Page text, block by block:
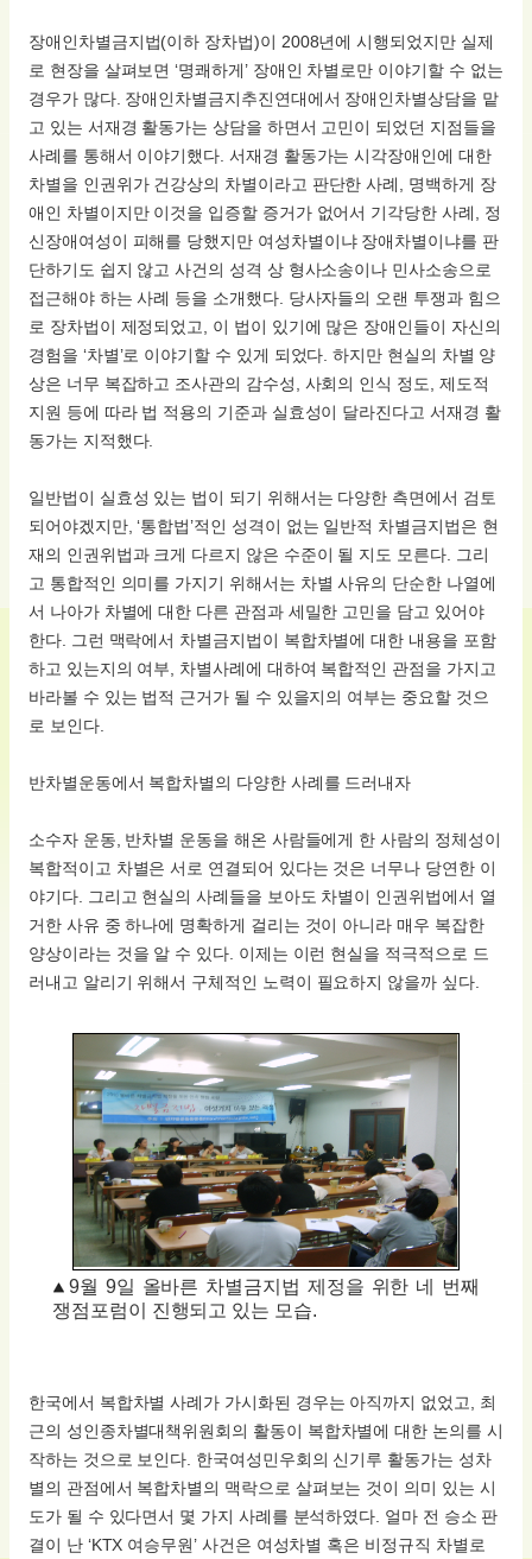
장애인차별금지법(이하 장차법)이 2008년에 시행되었지만 실제
로 현장을 살펴보면 ‘명쾌하게’ 장애인 차별로만 이야기할 수 없는
경우가 많다. 장애인차별금지추진연대에서 장애인차별상담을 맡
고 있는 서재경 활동가는 상담을 하면서 고민이 되었던 지점들을
사례를 통해서 이야기했다. 서재경 활동가는 시각장애인에 대한
차별을 인권위가 건강상의 차별이라고 판단한 사례, 명백하게 장
애인 차별이지만 이것을 입증할 증거가 없어서 기각당한 사례, 정
신장애여성이 피해를 당했지만 여성차별이냐 장애차별이냐를 판
단하기도 쉽지 않고 사건의 성격 상 형사소송이나 민사소송으로
접근해야 하는 사례 등을 소개했다. 당사자들의 오랜 투쟁과 힘으
로 장차법이 제정되었고, 이 법이 있기에 많은 장애인들이 자신의
경험을 ‘차별’로 이야기할 수 있게 되었다. 하지만 현실의 차별 양
상은 너무 복잡하고 조사관의 감수성, 사회의 인식 정도, 제도적
지원 등에 따라 법 적용의 기준과 실효성이 달라진다고 서재경 활
동가는 지적했다.
일반법이 실효성 있는 법이 되기 위해서는 다양한 측면에서 검토
되어야겠지만, ‘통합법’적인 성격이 없는 일반적 차별금지법은 현
재의 인권위법과 크게 다르지 않은 수준이 될 지도 모른다. 그리
고 통합적인 의미를 가지기 위해서는 차별 사유의 단순한 나열에
서 나아가 차별에 대한 다른 관점과 세밀한 고민을 담고 있어야
한다. 그런 맥락에서 차별금지법이 복합차별에 대한 내용을 포함
하고 있는지의 여부, 차별사례에 대하여 복합적인 관점을 가지고
바라볼 수 있는 법적 근거가 될 수 있을지의 여부는 중요할 것으
로 보인다.
반차별운동에서 복합차별의 다양한 사례를 드러내자
소수자 운동, 반차별 운동을 해온 사람들에게 한 사람의 정체성이
복합적이고 차별은 서로 연결되어 있다는 것은 너무나 당연한 이
야기다. 그리고 현실의 사례들을 보아도 차별이 인권위법에서 열
거한 사유 중 하나에 명확하게 걸리는 것이 아니라 매우 복잡한
양상이라는 것을 알 수 있다. 이제는 이런 현실을 적극적으로 드
러내고 알리기 위해서 구체적인 노력이 필요하지 않을까 싶다.
9월 9일 올바른 차별금지법 제정을 위한 네 번째
쟁점포럼이 진행되고 있는 모습.
한국에서 복합차별 사례가 가시화된 경우는 아직까지 없었고, 최
근의 성인종차별대책위원회의 활동이 복합차별에 대한 논의를 시
작하는 것으로 보인다. 한국여성민우회의 신기루 활동가는 성차
별의 관점에서 복합차별의 맥락으로 살펴보는 것이 의미 있는 시
도가 될 수 있다면서 몇 가지 사례를 분석하였다. 얼마 전 승소 판
결이 난 ‘KTX 여승무원’ 사건은 여성차별 혹은 비정규직 차별로